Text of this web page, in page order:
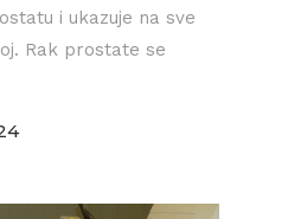
i ukazuje na sve
Rak prostate se